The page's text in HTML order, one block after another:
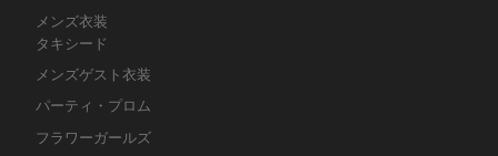
メンズ衣装
タキシード
メンズゲスト衣装
パーティ・プロム
フラワーガールズ